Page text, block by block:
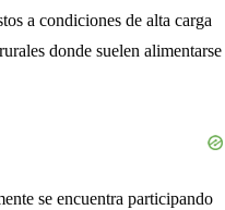
a condiciones de alta carga
donde suelen alimentarse
se encuentra participando